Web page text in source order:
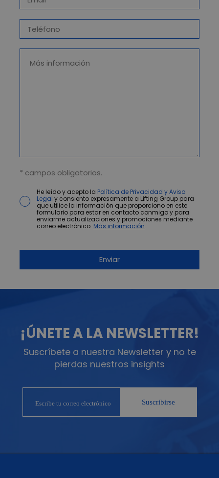
* campos obligatorios.
He leído y acepto la Política de Privacidad y Aviso
Legal y consiento expresamente a Lifting Group para
que utilice la información que proporciono en este
formulario para estar en contacto conmigo y para
enviarme actualizaciones y promociones mediante
correo electrónico. Más información.
¡ÚNETE A LA NEWSLETTER!
Suscríbete a nuestra Newsletter y no te
pierdas nuestros insights